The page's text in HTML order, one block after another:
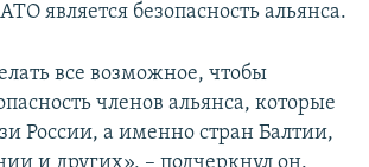
является безопасность альянса.
все возможное, чтобы
членов альянса, которые
России, а именно стран Балтии,